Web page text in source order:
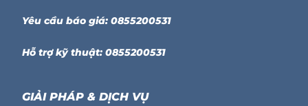
Yêu cầu báo giá: 0855200531
Hỗ trợ kỹ thuật: 0855200531
GIẢI PHÁP & DỊCH VỤ